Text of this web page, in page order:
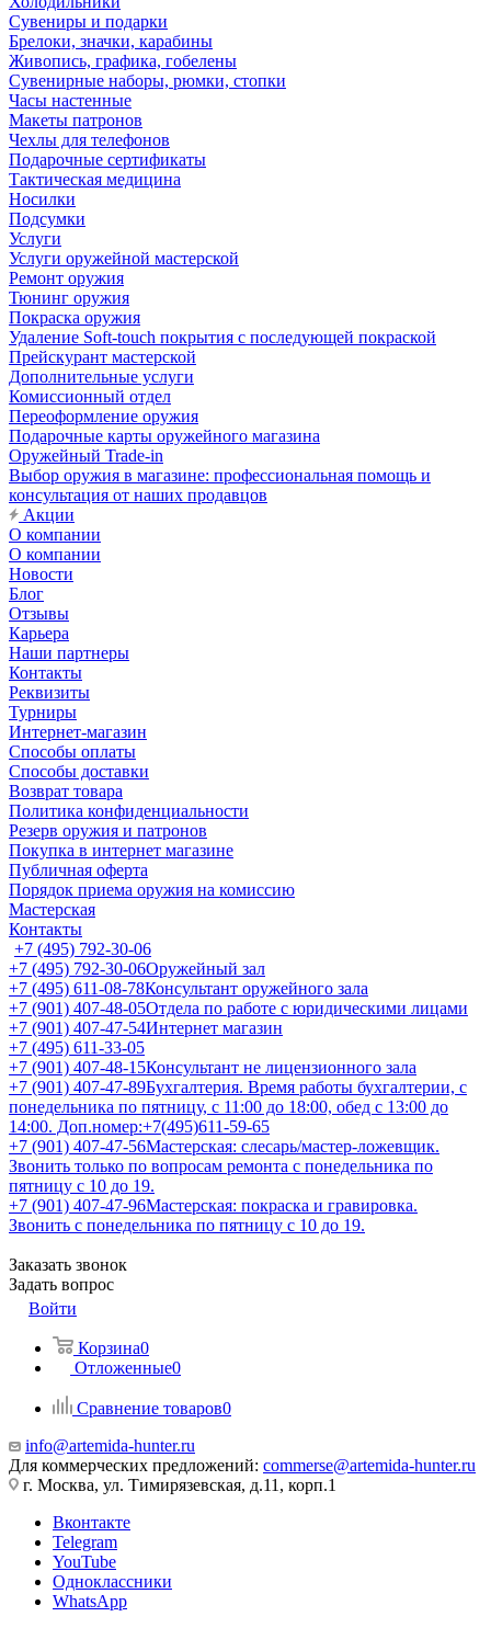
Сувениры и подарки
Брелоки, значки, карабины
Живопись, графика, гобелены
Сувенирные наборы, рюмки, стопки
Часы настенные
Макеты патронов
Чехлы для телефонов
Подарочные сертификаты
Тактическая медицина
Носилки
Подсумки
Услуги
Услуги оружейной мастерской
Ремонт оружия
Тюнинг оружия
Покраска оружия
Удаление Soft-touch покрытия с последующей покраской
Прейскурант мастерской
Дополнительные услуги
Комиссионный отдел
Переоформление оружия
Подарочные карты оружейного магазина
Оружейный Trade-in
Выбор оружия в магазине: профессиональная помощь и
консультация от наших продавцов
Акции
О компании
О компании
Новости
Блог
Отзывы
Карьера
Наши партнеры
Контакты
Реквизиты
Турниры
Интернет-магазин
Способы оплаты
Способы доставки
Возврат товара
Политика конфиденциальности
Резерв оружия и патронов
Покупка в интернет магазине
Публичная оферта
Порядок приема оружия на комиссию
Мастерская
Контакты
+7 (495) 792-30-06
+7 (495) 792-30-06Оружейный зал
+7 (495) 611-08-78Консультант оружейного зала
+7 (901) 407-48-05Отдела по работе с юридическими лицами
+7 (901) 407-47-54Интернет магазин
+7 (495) 611-33-05
+7 (901) 407-48-15Консультант не лицензионного зала
+7 (901) 407-47-89Бухгалтерия. Время работы бухгалтерии, с
понедельника по пятницу, с 11:00 до 18:00, обед с 13:00 до
14:00. Доп.номер:+7(495)611-59-65
+7 (901) 407-47-56Мастерская: слесарь/мастер-ложевщик.
Звонить только по вопросам ремонта с понедельника по
пятницу с 10 до 19.
+7 (901) 407-47-96Мастерская: покраска и гравировка.
Звонить с понедельника по пятницу с 10 до 19.
Заказать звонок
Задать вопрос
Войти
Корзина0
Отложенные0
Сравнение товаров0
info@artemida-hunter.ru
Для коммерческих предложений: commerse@artemida-hunter.ru
г. Москва, ул. Тимирязевская, д.11, корп.1
Вконтакте
Telegram
YouTube
Одноклассники
WhatsApp